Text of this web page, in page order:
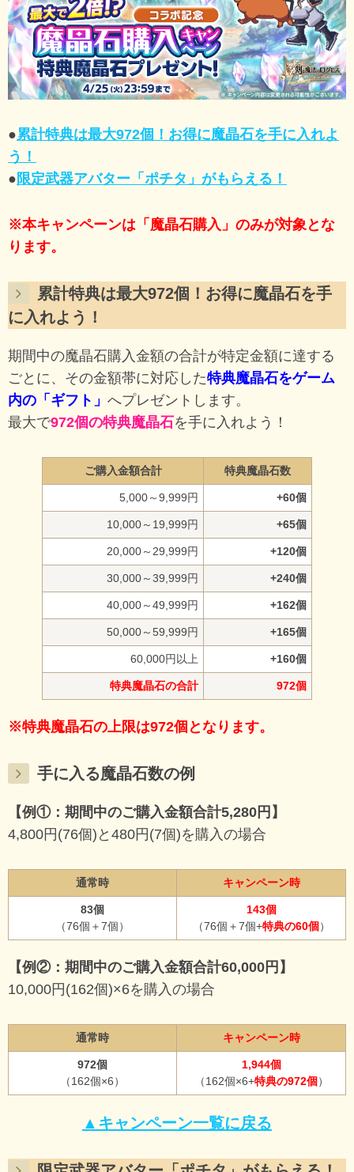
●累計特典は最大972個！お得に魔晶石を手に入れよ
う！
● 限定武器アバター「ポチタ」がもらえる！
※本キャンペーンは「魔晶石購入」のみが対象とな
ります。
累計特典は最大972個！お得に魔晶石を手
に入れよう！
期間中の魔晶石購入金額の合計が特定金額に達する
ごとに、その金額帯に対応した特典魔晶石をゲーム
内の「ギフト」 へプレゼントします。
最大で972個の特典魔晶石を手に入れよう！
ご購入金額合計 特典魔晶石数
5,000～9,999円 +60個
10,000～19,999円 +65個
20,000～29,999円 +120個
30,000～39,999円 +240個
40,000～49,999円 +162個
50,000～59,999円 +165個
60,000円以上 +160個
特典魔晶石の合計 972個
※特典魔晶石の上限は972個となります。
手に入る魔晶石数の例
【例①：期間中のご購入金額合計5,280円】
4,800円(76個)と480円(7個)を購入の場合
通常時 キャンペーン時
83個
（76個＋7個）
143個
（76個＋7個+特典の60個）
【例②：期間中のご購入金額合計60,000円】
10,000円(162個)×6を購入の場合
通常時 キャンペーン時
972個
（162個×6）
1,944個
（162個×6+特典の972個）
▲キャンペーン一覧に戻る